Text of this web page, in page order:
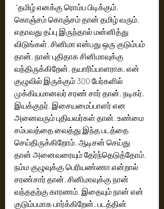
கொஞ்சம் கொஞ்சம் தான் தமிழ் வரும்,
எதாவது தப்பு இருந்தால் மன்னித்து
விடுங்கள். சினிமா என்பது ஒரு குடும்பம்
தான், நான் புதிதாக சினிமாவுக்கு
வந்திருக்கிறேன், தயாரிப்பாளராக. என்
குழுவில் இருக்கும் 300 பேர்களில்
முக்கியமானவர் சரண் சார் தான். நடிகர்,
இயக்குநர், இசையமைப்பாளர் என
அனைவரும் புதியவர்கள் தான். உண்மை
சம்பவத்தை வைத்து இந்த படத்தை
செய்திருக்கிறோம். ஆடிசன் செய்து
தான் அனைவரையும் தேர்ந்தெடுத்தோம்.
நம்ம குழுவுக்கு பெரியண்ணா என்றால்
சரண்சார் தான். சினிமாவுக்கு நான்
வந்ததற்கு காரணம், இதையும் நான் என்
குடும்பமாக பார்க்கிறேன். படத்தின்